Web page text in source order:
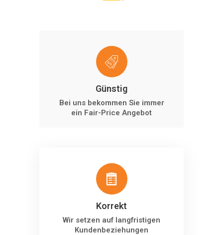
Günstig
Bei uns bekommen Sie immer
ein Fair-Price Angebot
Korrekt
Wir setzen auf langfristigen
Kundenbeziehungen